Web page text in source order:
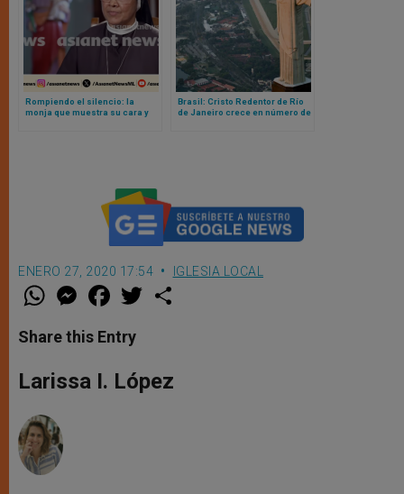
Rompiendo el silencio: la
monja que muestra su cara y
Brasil: Cristo Redentor de Río
de Janeiro crece en número de
ENERO 27, 2020 17:54 IGLESIA LOCAL
W
t
s
p
p
M
e
s
e
g
e
F
a
e
b
o
k
w
r
Share this Entry
Larissa I. López